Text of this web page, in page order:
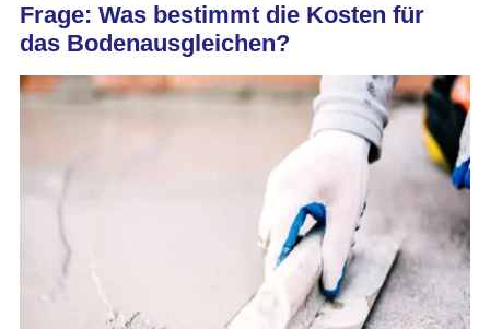
Frage: Was bestimmt die Kosten für
das Bodenausgleichen?